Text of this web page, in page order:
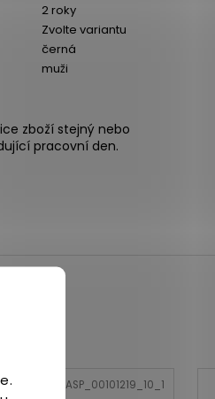
2 roky
Zvolte variantu
černá
muži
zboží stejný nebo
pracovní den.
ASP_00101219_10_1